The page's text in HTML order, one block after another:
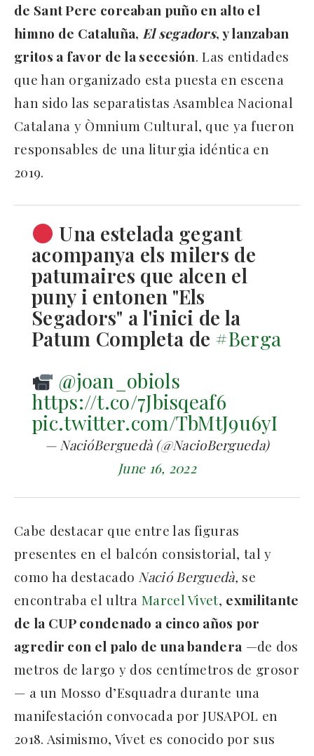
de Sant Pere coreaban puño en alto el
himno de Cataluña, El segadors, y lanzaban
gritos a favor de la secesión. Las entidades
que han organizado esta puesta en escena
han sido las separatistas Asamblea Nacional
Catalana y Òmnium Cultural, que ya fueron
responsables de una liturgia idéntica en
2019.
Una estelada gegant
acompanya els milers de
patumaires que alcen el
puny i entonen "Els
Segadors" a l'inici de la
Patum Completa de #Berga
@joan_obiols
https://t.co/7Jbisqeaf6
pic.twitter.com/TbMtJ9u6yI
— NacióBerguedà (@NacioBergueda)
June 16, 2022
Cabe destacar que entre las figuras
presentes en el balcón consistorial, tal y
como ha destacado Nació Berguedà, se
encontraba el ultraMarcel Vivet, exmilitante
de la CUP condenado a cinco años por
agredir con el palo de una bandera —de dos
metros de largo y dos centímetros de grosor
— a un Mosso d’Esquadra durante una
manifestación convocada por JUSAPOL en
2018. Asimismo, Vivet es conocido por sus